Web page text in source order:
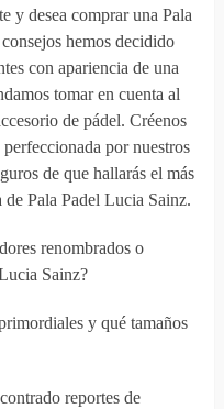
y desea comprar una Pala
hemos decidido
con apariencia de una
tomar en cuenta al
de pádel. Créenos
por nuestros
de que hallarás el más
de Pala Padel Lucia Sainz.
renombrados o
Sainz?
y qué tamaños
reportes de